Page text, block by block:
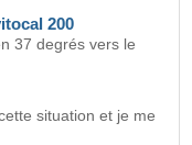
200
37 degrés vers le
situation et je me